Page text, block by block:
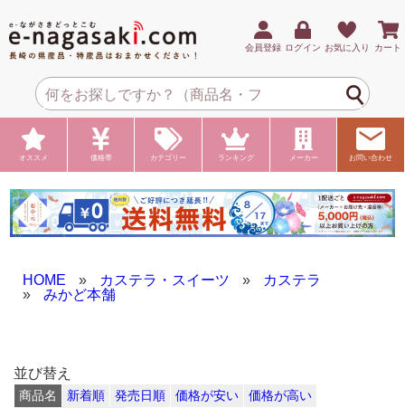
会員登録 ログイン お気に入り カート
オススメ 価格帯 カテゴリー ランキング メーカー お問い合わせ
HOME » カステラ・スイーツ »
カステラ
»
みかど本舗
並び替え
商品名 新着順 発売日順 価格が安い
価格が高い